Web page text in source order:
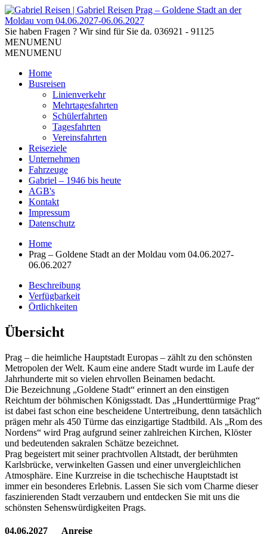
Sie haben Fragen ? Wir sind für Sie da. 036921 - 91125
MENUMENU
MENUMENU
Home
Busreisen
Linienverkehr
Mehrtagesfahrten
Schülerfahrten
Tagesfahrten
Vereinsfahrten
Reiseziele
Unternehmen
Fahrzeuge
Gabriel – 1946 bis heute
AGB's
Kontakt
Impressum
Datenschutz
Home
Prag – Goldene Stadt an der Moldau vom 04.06.2027-
06.06.2027
Beschreibung
Verfügbarkeit
Örtlichkeiten
Übersicht
Prag – die heimliche Hauptstadt Europas – zählt zu den schönsten
Metropolen der Welt. Kaum eine andere Stadt wurde im Laufe der
Jahrhunderte mit so vielen ehrvollen Beinamen bedacht.
Die Bezeichnung „Goldene Stadt“ erinnert an den einstigen
Reichtum der böhmischen Königsstadt. Das „Hunderttürmige Prag“
ist dabei fast schon eine bescheidene Untertreibung, denn tatsächlich
prägen mehr als 450 Türme das einzigartige Stadtbild. Als „Rom des
Nordens“ wird Prag aufgrund seiner zahlreichen Kirchen, Klöster
und bedeutenden sakralen Schätze bezeichnet.
Prag begeistert mit seiner prachtvollen Altstadt, der berühmten
Karlsbrücke, verwinkelten Gassen und einer unvergleichlichen
Atmosphäre. Eine Kurzreise in die tschechische Hauptstadt ist
immer ein besonderes Erlebnis. Lassen Sie sich vom Charme dieser
faszinierenden Stadt verzaubern und entdecken Sie mit uns die
schönsten Sehenswürdigkeiten Prags.
04.06.2027 Anreise